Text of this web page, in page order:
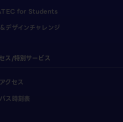
for Students
デザインチャレンジ
ス/特別サービス
クセス
ス時刻表